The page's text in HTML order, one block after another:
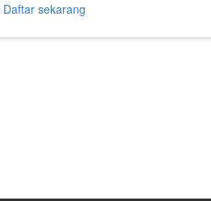
Daftar sekarang